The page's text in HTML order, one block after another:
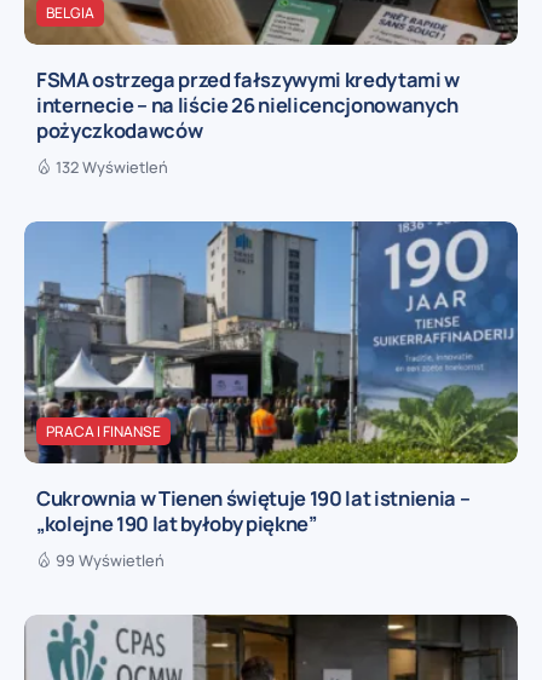
BELGIA
FSMA ostrzega przed fałszywymi kredytami w
internecie – na liście 26 nielicencjonowanych
pożyczkodawców
132 Wyświetleń
PRACA I FINANSE
Cukrownia w Tienen świętuje 190 lat istnienia –
„kolejne 190 lat byłoby piękne”
99 Wyświetleń